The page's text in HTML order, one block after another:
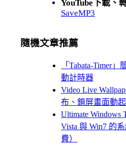
YouTube下載、
SaveMP3
隨機文章推薦
「Tabata-Timer
動計時器
Video Live
布、鎖屏畫面動
Ultimate Windows
Vista 與 Win7 的
費）